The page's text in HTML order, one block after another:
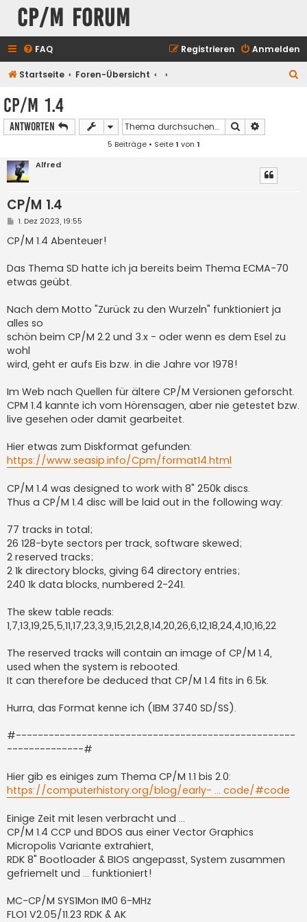
CP/M Forum
FAQ Anmelden
Registrieren
Startseite Foren-Übersicht
CP/M 1.4
Antworten Suche
5 Beiträge • Seite1 von 1
Alfred
CP/M 1.4
B
i
t
a
g
1. Dez 2023, 19:55
CP/M 1.4 Abenteuer!
Das Thema SD hatte ich ja bereits beim Thema ECMA-70
etwas geübt.
Nach dem Motto "Zurück zu den Wurzeln" funktioniert ja
alles so
schön beim CP/M 2.2 und 3.x - oder wenn es dem Esel zu
wohl
wird, geht er aufs Eis bzw. in die Jahre vor 1978!
Im Web nach Quellen für ältere CP/M Versionen geforscht.
CPM 1.4 kannte ich vom Hörensagen, aber nie getestet bzw.
live gesehen oder damit gearbeitet.
Hier etwas zum Diskformat gefunden:
https://www.seasip.info/Cpm/format14.html
CP/M 1.4 was designed to work with 8" 250k discs.
Thus a CP/M 1.4 disc will be laid out in the following way:
77 tracks in total;
26 128-byte sectors per track, software skewed;
2 reserved tracks;
2 1k directory blocks, giving 64 directory entries;
240 1k data blocks, numbered 2-241.
The skew table reads:
1,7,13,19,25,5,11,17,23,3,9,15,21,2,8,14,20,26,6,12,18,24,4,10,16,22
The reserved tracks will contain an image of CP/M 1.4,
used when the system is rebooted.
It can therefore be deduced that CP/M 1.4 fits in 6.5k.
Hurra, das Format kenne ich (IBM 3740 SD/SS).
#---------------------------------------------------
--------------#
Hier gib es einiges zum Thema CP/M 1.1 bis 2.0:
https://computerhistory.org/blog/early- ... code/#code
Einige Zeit mit lesen verbracht und ...
CP/M 1.4 CCP und BDOS aus einer Vector Graphics
Micropolis Variante extrahiert,
RDK 8" Bootloader & BIOS angepasst, System zusammen
gefriemelt und ... funktioniert!
MC-CP/M SYS1Mon IM0 6-MHz
FLO1 V2.05/11.23 RDK & AK